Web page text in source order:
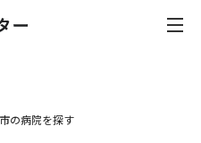
の病院を探す